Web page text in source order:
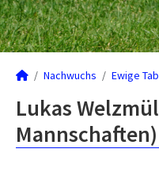
Nachwuchs Ewige
Lukas
Mannschaften)